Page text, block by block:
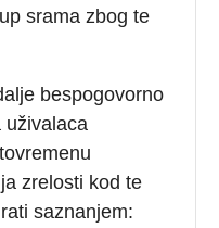
srama zbog te
bespogovorno
uživalaca
zrelosti kod te
saznanjem: